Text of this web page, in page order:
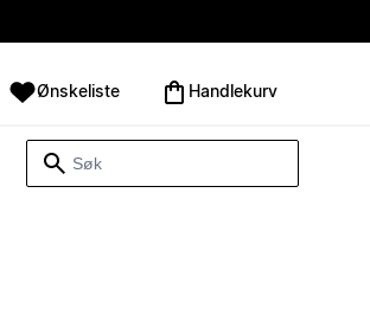
Ønskeliste Handlekurv